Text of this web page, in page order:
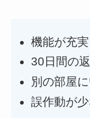
機能が充
30日間の
別の部屋
誤作動が